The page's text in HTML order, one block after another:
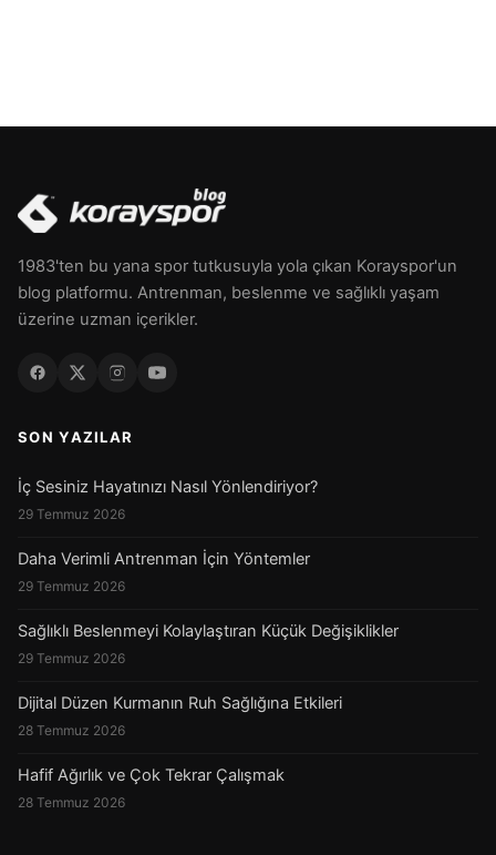
1983'ten bu yana spor tutkusuyla yola çıkan Korayspor'un
blog platformu. Antrenman, beslenme ve sağlıklı yaşam
üzerine uzman içerikler.
SON YAZILAR
İç Sesiniz Hayatınızı Nasıl Yönlendiriyor?
29 Temmuz 2026
Daha Verimli Antrenman İçin Yöntemler
29 Temmuz 2026
Sağlıklı Beslenmeyi Kolaylaştıran Küçük Değişiklikler
29 Temmuz 2026
Dijital Düzen Kurmanın Ruh Sağlığına Etkileri
28 Temmuz 2026
Hafif Ağırlık ve Çok Tekrar Çalışmak
28 Temmuz 2026